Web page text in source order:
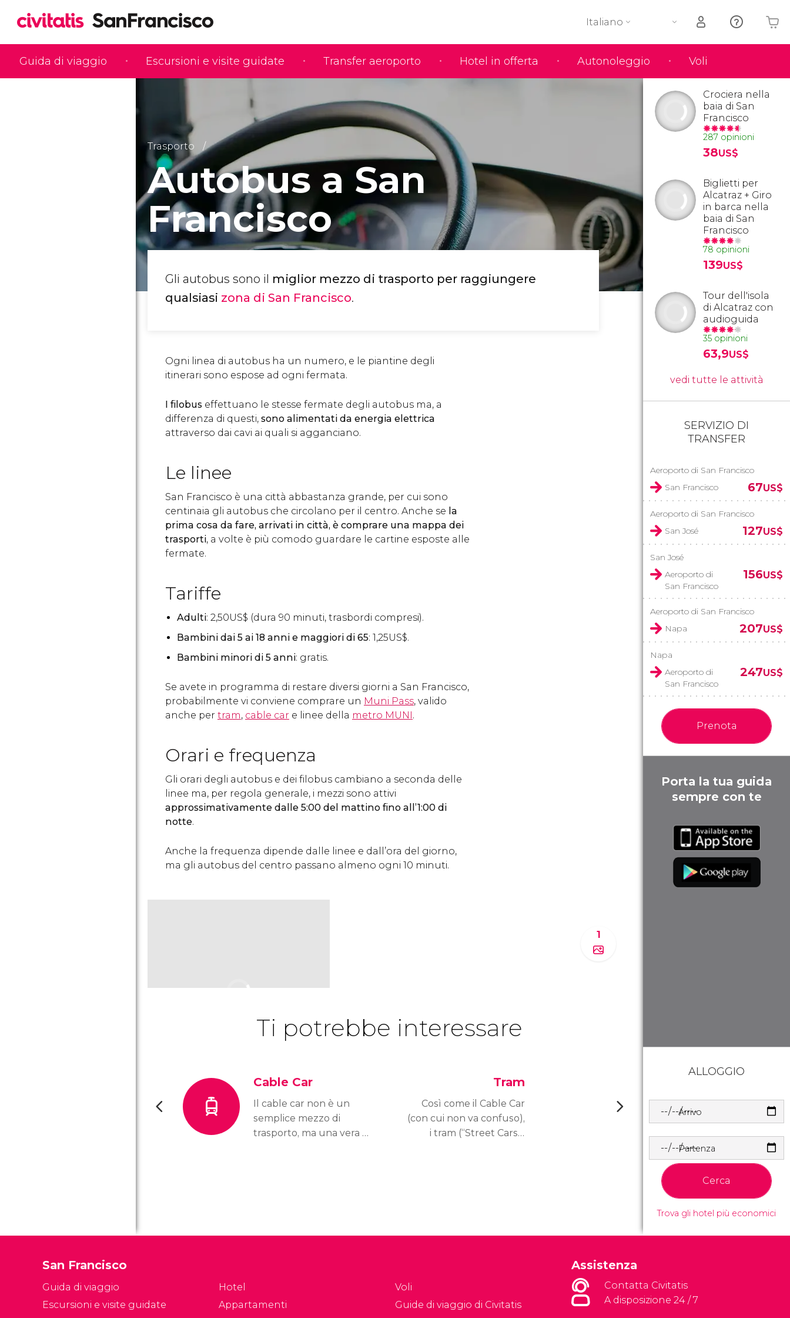
Guida di viaggio Escursioni e visite guidate Transfer aeroporto Hotel in offerta Autonoleggio Voli
Italiano
Il tuo carrello è vuoto
Trasporto
Autobus a San
Francisco
Gli autobus sono il miglior mezzo di trasporto per raggiungere
qualsiasi zona di San Francisco.
Ogni linea di autobus ha un numero, e le piantine degli
itinerari sono espose ad ogni fermata.
I filobus effettuano le stesse fermate degli autobus ma, a
differenza di questi, sono alimentati da energia elettrica
attraverso dai cavi ai quali si agganciano.
Le linee
San Francisco è una città abbastanza grande, per cui sono
centinaia gli autobus che circolano per il centro. Anche se la
prima cosa da fare, arrivati in città, è comprare una mappa dei
trasporti, a volte è più comodo guardare le cartine esposte alle
fermate.
Tariffe
Adulti: 2,50US$ (dura 90 minuti, trasbordi compresi).
Bambini dai 5 ai 18 anni e maggiori di 65: 1,25US$.
Bambini minori di 5 anni: gratis.
Se avete in programma di restare diversi giorni a San Francisco,
probabilmente vi conviene comprare un Muni Pass, valido
anche per tram, cable car e linee della metro MUNI.
Orari e frequenza
Gli orari degli autobus e dei filobus cambiano a seconda delle
linee ma, per regola generale, i mezzi sono attivi
approssimativamente dalle 5:00 del mattino fino all’1:00 di
notte.
Anche la frequenza dipende dalle linee e dall’ora del giorno,
ma gli autobus del centro passano almeno ogni 10 minuti.
1
Ti potrebbe interessare
Cable Car
Il cable car non è un
semplice mezzo di
trasporto, ma una vera e
Tram
Così come il Cable Car
(con cui non va confuso),
i tram (“Street Cars”)
Crociera nella
baia di San
Francisco
287 opinioni
38US$
Biglietti per
Alcatraz + Giro
in barca nella
baia di San
Francisco
78 opinioni
139US$
Tour dell'isola
di Alcatraz con
audioguida
35 opinioni
63,9US$
vedi tutte le attività
SERVIZIO DI
TRANSFER
Aeroporto di San Francisco
San Francisco
67US$
Aeroporto di San Francisco
San José
127US$
San José
Aeroporto di
San Francisco
156US$
Aeroporto di San Francisco
Napa
207US$
Napa
Aeroporto di
San Francisco
247US$
Prenota
Porta la tua guida
sempre con te
ALLOGGIO
Arrivo
Partenza
Cerca
Trova gli hotel più economici
San Francisco
Guida di viaggio
Escursioni e visite guidate
Hotel
Appartamenti
Voli
Guide di viaggio di Civitatis
Assistenza
Contatta Civitatis
A disposizione 24 / 7